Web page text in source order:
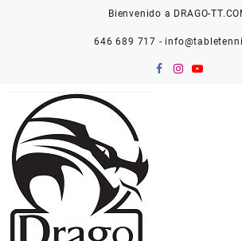
Bienvenido a DRAGO-
646 689 717 -